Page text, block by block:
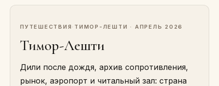
ПУТЕШЕСТВИЯ · ТИМОР-ЛЕШТИ · АПРЕЛЬ 2026
Тимор-Лешти
Дили после дождя, архив сопротивления,
рынок, аэропорт и читальный зал: страна